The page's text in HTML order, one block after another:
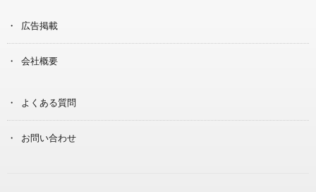
広告掲載
会社概要
よくある質問
お問い合わせ